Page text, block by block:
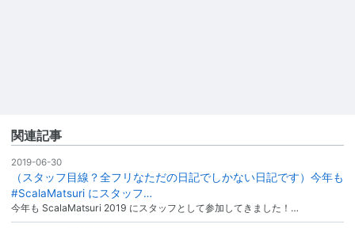
関連記事
2019-06-30
（スタッフ目線？全フリなただの日記でしかない日記です）今年も
#ScalaMatsuri にスタッフ…
今年も ScalaMatsuri 2019 にスタッフとして参加してきました！…